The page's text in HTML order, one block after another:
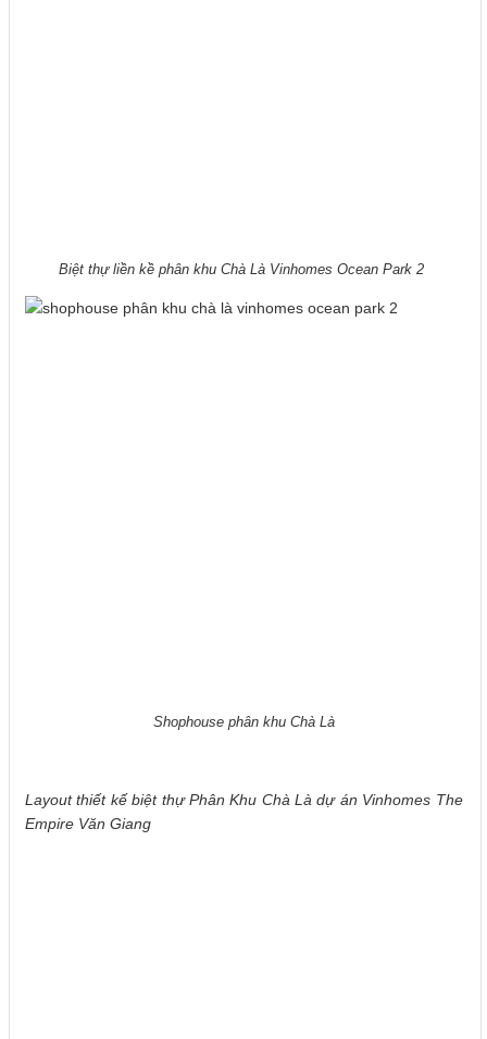
Biệt thự liền kề phân khu Chà Là Vinhomes Ocean Park 2
Shophouse phân khu Chà Là
Layout thiết kế biệt thự Phân Khu Chà Là dự án Vinhomes The
Empire Văn Giang